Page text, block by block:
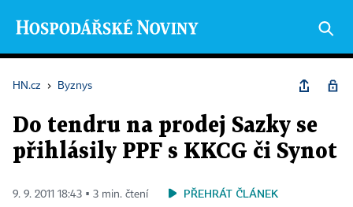
HN.cz › Byznys
Do tendru na prodej Sazky se
přihlásily PPF s KKCG či Synot
9. 9. 2011 18:43 ▪ 3 min. čtení PŘEHRÁT ČLÁNEK